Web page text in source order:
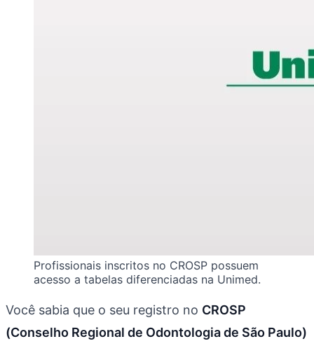
Profissionais inscritos no CROSP possuem
acesso a tabelas diferenciadas na Unimed.
Você sabia que o seu registro no CROSP
(Conselho Regional de Odontologia de São Paulo)